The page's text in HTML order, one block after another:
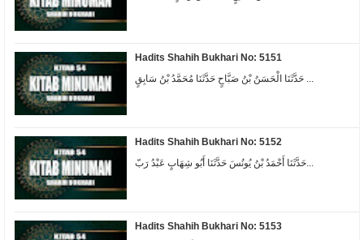
Hadits Shahih Bukhari No: 5151
حَدَّثَنَا الْحَسَنُ بْنُ صَبَّاحٍ حَدَّثَنَا مُحَمَّدُ بْنُ سَابِقٍ ...
Hadits Shahih Bukhari No: 5152
حَدَّثَنَا أَحْمَدُ بْنُ يُونُسَ حَدَّثَنَا أَبُو شِهَابٍ عَبْدُ رَبّ...
Hadits Shahih Bukhari No: 5153